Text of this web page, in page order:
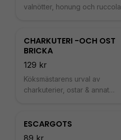
valnötter, honung och ruccola
CHARKUTERI -OCH OST
BRICKA
129 kr
Köksmästarens urval av
charkuterier, ostar & annat
ESCARGOTS
89 kr